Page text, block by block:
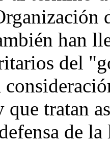
han
del
que tratan
de